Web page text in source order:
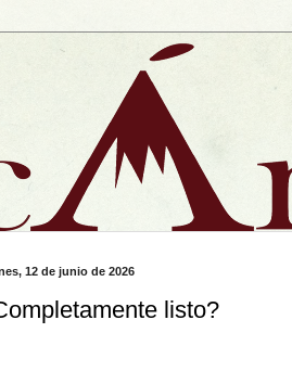
12 de junio de 2026
listo?